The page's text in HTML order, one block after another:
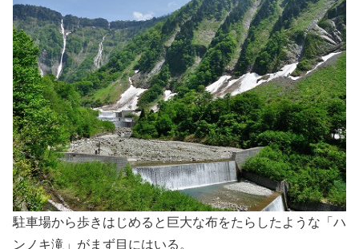
駐車場から歩きはじめると巨大な布をたらしたような「ハ
ンノキ滝」がまず目にはいる。